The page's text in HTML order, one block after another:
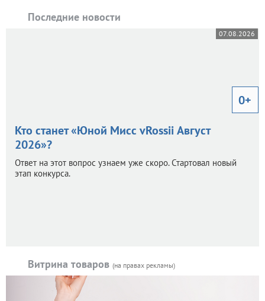
Последние новости
07.08.2026
0+
Кто станет «Юной Мисс vRossii Август
2026»?
Ответ на этот вопрос узнаем уже скоро. Стартовал новый
этап конкурса.
Витрина товаров (на правах рекламы)